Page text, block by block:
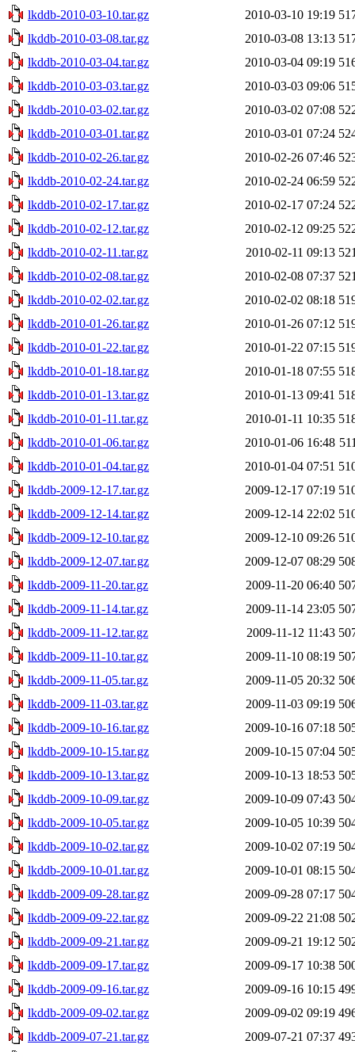
lkddb-2010-03-10.tar.gz
2010-03-10 19:19
lkddb-2010-03-08.tar.gz
2010-03-08 13:13
lkddb-2010-03-04.tar.gz
2010-03-04 09:19
lkddb-2010-03-03.tar.gz
2010-03-03 09:06
lkddb-2010-03-02.tar.gz
2010-03-02 07:08
lkddb-2010-03-01.tar.gz
2010-03-01 07:24
lkddb-2010-02-26.tar.gz
2010-02-26 07:46
lkddb-2010-02-24.tar.gz
2010-02-24 06:59
lkddb-2010-02-17.tar.gz
2010-02-17 07:24
lkddb-2010-02-12.tar.gz
2010-02-12 09:25
lkddb-2010-02-11.tar.gz
2010-02-11 09:13
lkddb-2010-02-08.tar.gz
2010-02-08 07:37
lkddb-2010-02-02.tar.gz
2010-02-02 08:18
lkddb-2010-01-26.tar.gz
2010-01-26 07:12
lkddb-2010-01-22.tar.gz
2010-01-22 07:15
lkddb-2010-01-18.tar.gz
2010-01-18 07:55
lkddb-2010-01-13.tar.gz
2010-01-13 09:41
lkddb-2010-01-11.tar.gz
2010-01-11 10:35
lkddb-2010-01-06.tar.gz
2010-01-06 16:48
lkddb-2010-01-04.tar.gz
2010-01-04 07:51
lkddb-2009-12-17.tar.gz
2009-12-17 07:19
lkddb-2009-12-14.tar.gz
2009-12-14 22:02
lkddb-2009-12-10.tar.gz
2009-12-10 09:26
lkddb-2009-12-07.tar.gz
2009-12-07 08:29
lkddb-2009-11-20.tar.gz
2009-11-20 06:40
lkddb-2009-11-14.tar.gz
2009-11-14 23:05
lkddb-2009-11-12.tar.gz
2009-11-12 11:43
lkddb-2009-11-10.tar.gz
2009-11-10 08:19
lkddb-2009-11-05.tar.gz
2009-11-05 20:32
lkddb-2009-11-03.tar.gz
2009-11-03 09:19
lkddb-2009-10-16.tar.gz
2009-10-16 07:18
lkddb-2009-10-15.tar.gz
2009-10-15 07:04
lkddb-2009-10-13.tar.gz
2009-10-13 18:53
lkddb-2009-10-09.tar.gz
2009-10-09 07:43
lkddb-2009-10-05.tar.gz
2009-10-05 10:39
lkddb-2009-10-02.tar.gz
2009-10-02 07:19
lkddb-2009-10-01.tar.gz
2009-10-01 08:15
lkddb-2009-09-28.tar.gz
2009-09-28 07:17
lkddb-2009-09-22.tar.gz
2009-09-22 21:08
lkddb-2009-09-21.tar.gz
2009-09-21 19:12
lkddb-2009-09-17.tar.gz
2009-09-17 10:38
lkddb-2009-09-16.tar.gz
2009-09-16 10:15
lkddb-2009-09-02.tar.gz
2009-09-02 09:19
lkddb-2009-07-21.tar.gz
2009-07-21 07:37